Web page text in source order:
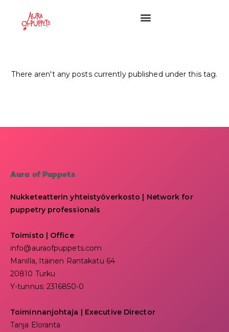
There aren't any posts currently published under this tag.
Aura of Puppets
Nukketeatterin yhteistyöverkosto | Network for
puppetry professionals
Toimisto | Office
info@auraofpuppets.com
Manilla, Itäinen Rantakatu 64
20810 Turku
Y-tunnus: 2316850-0
Toiminnanjohtaja | Executive Director
Tanja Eloranta